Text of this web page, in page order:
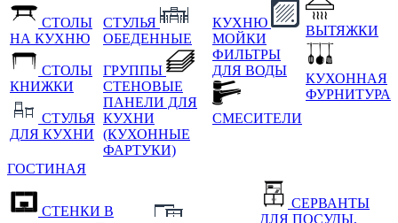
СТОЛЫ
НА КУХНЮ
СТОЛЫ
КНИЖКИ
СТУЛЬЯ
ДЛЯ КУХНИ
СТУЛЬЯ
ОБЕДЕННЫЕ
ГРУППЫ
СТЕНОВЫЕ
ПАНЕЛИ ДЛЯ
КУХНИ
(КУХОННЫЕ
ФАРТУКИ)
КУХНЮ
МОЙКИ
ФИЛЬТРЫ
ДЛЯ ВОДЫ
СМЕСИТЕЛИ
ВЫТЯЖКИ
КУХОННАЯ
ФУРНИТУРА
ГОСТИНАЯ
СТЕНКИ В
СЕРВАНТЫ
ДЛЯ ПОСУДЫ,